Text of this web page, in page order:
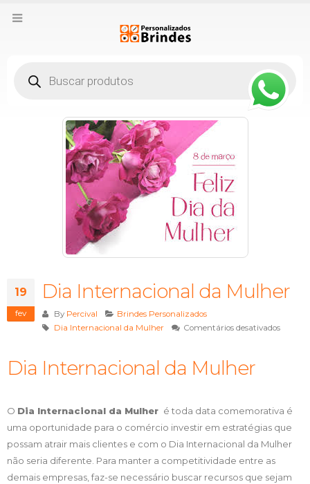
produtos
19
fev
Dia Internacional da Mulher
By Percival
Brindes Personalizados
Dia Internacional da Mulher
Comentários desativadosem
Dia Internacional da Mulher
O Dia Internacional da Mulher é toda data comemorativa é
uma oportunidade para o comércio investir em estratégias que
possam atrair mais clientes e com o Dia Internacional da Mulher
não seria diferente. Para manter a competitividade entre as
demais empresas, faz-se necessário buscar recursos que sejam